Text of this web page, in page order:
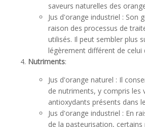
saveurs naturelles des
Jus d'orange industriel : Son
raison des processus de
utilisés. Il peut sembler plus
légèrement différent de celui
Nutriments:
Jus d'orange naturel : Il
de nutriments, y compris les
antioxydants présents dans
Jus d'orange industriel : En
de la pasteurisation,